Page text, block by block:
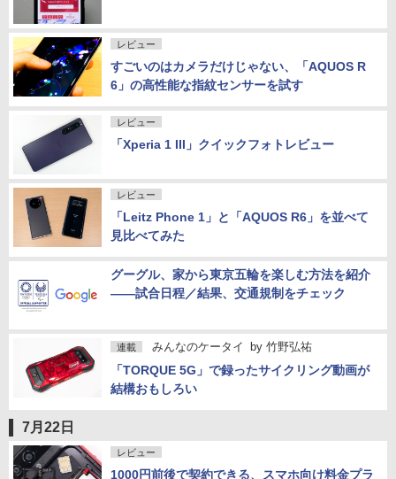
レビュー
すごいのはカメラだけじゃない、「AQUOS R
6」の高性能な指紋センサーを試す
レビュー
「Xperia 1 III」クイックフォトレビュー
レビュー
「Leitz Phone 1」と「AQUOS R6」を並べて
見比べてみた
グーグル、家から東京五輪を楽しむ方法を紹介
――試合日程／結果、交通規制をチェック
連載 みんなのケータイ by 竹野弘祐
「TORQUE 5G」で録ったサイクリング動画が
結構おもしろい
7月22日
レビュー
1000円前後で契約できる、スマホ向け料金プラ